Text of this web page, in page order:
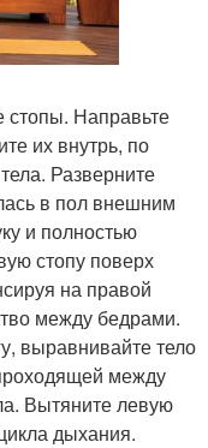
стопы. Направьте
их внутрь, по
Разверните
в пол внешним
и полностью
стопу поверх
на правой
между бедрами.
выравнивайте тело
между
Вытяните левую
дыхания.